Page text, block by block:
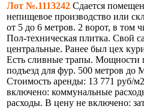
Лот №.1113242 Сдается
непищевое производство или
от 5 до 6 метров. 2 ворот, в том
Пол-техническая плитка. Свой
центральные. Ранее был цех
Есть сливные трапы. Мощности
подъезд для фур. 500 метров
Стоимость аренды: 13 771 руб/
включено: коммунальные
расходы. В цену не включено: